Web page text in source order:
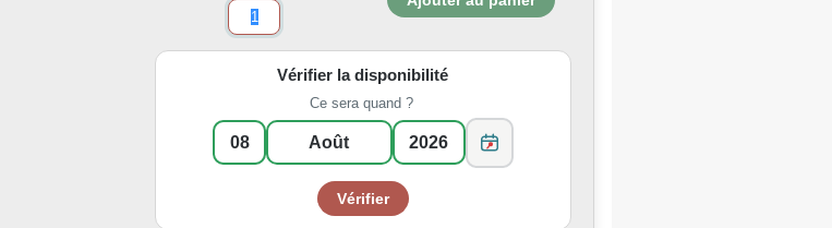
Vérifier la disponibilité
Ce sera quand ?